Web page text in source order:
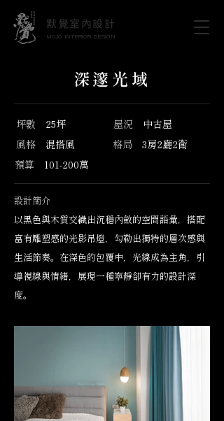
MOJO INTERIOR DESIGN
默覺室內設計
深邃光域
坪數 25坪 屋況 中古屋
風格 混搭風 格局 3房2廳2衛
預算 101-200萬
設計簡介
以黑色與木質交織出沉穩內斂的空間語彙，搭配
富有雕塑感的光影吊燈，勾勒出獨特的層次感與
生活節奏。在深色的包覆中，光線成為主角，引
導視線與情緒，展現一種寧靜卻有力的設計深
度。